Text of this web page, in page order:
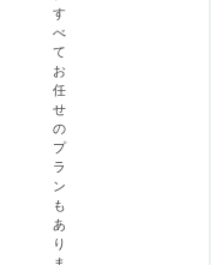
す
べ
て
お
任
せ
の
プ
ラ
ン
も
あ
り
ま